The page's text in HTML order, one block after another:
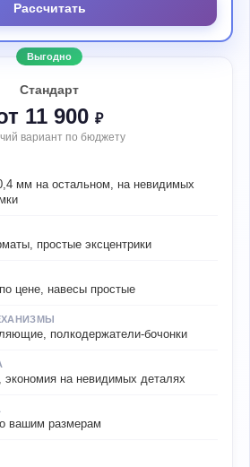
Выгодно
Стандарт
11 900 ₽
вариант по бюджету
мм на остальном, на невидимых
простые эксцентрики
цене, навесы простые
полкодержатели-бочонки
экономия на невидимых деталях
вашим размерам
Рассчитать